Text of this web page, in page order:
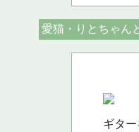
愛猫・りとちゃん
ギタ